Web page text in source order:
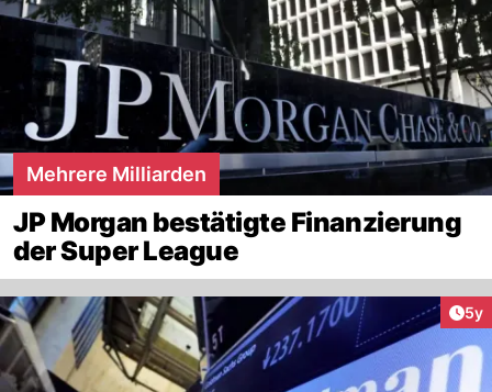
Mehrere Milliarden
JP Morgan bestätigte Finanzierung
der Super League
5y